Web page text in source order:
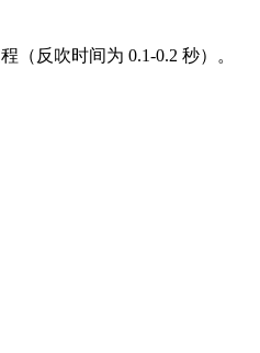
反吹时间为 0.1-0.2 秒）。